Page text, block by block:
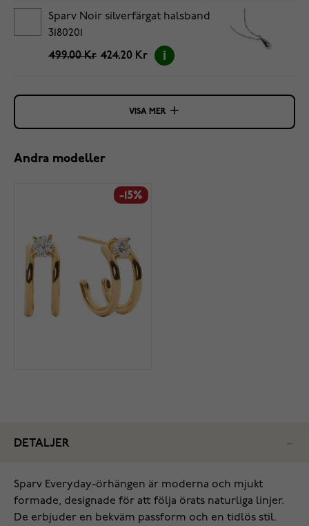
Sparv Noir silverfärgat halsband
3180201
499.00 Kr 424.20 Kr
VISA MER
Andra modeller
-15%
DETALJER
Sparv Everyday-örhängen är moderna och mjukt
formade, designade för att följa örats naturliga linjer.
De erbjuder en bekväm passform och en tidlös stil.